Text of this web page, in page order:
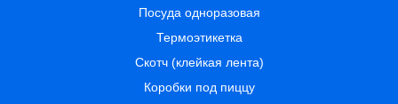
Посуда одноразовая
Термоэтикетка
Скотч (клейкая лента)
Коробки под пиццу